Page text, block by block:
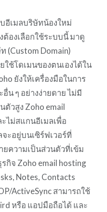
อีเมลบริษัทน้องใหม่
องเลือกใช้ระบบนี้ มาดู
(Custom Domain)
ช้โดเมนของตนเองได้ใน
ยังให้เครื่องมือในการ
อื่น ๆ อย่างง่ายดาย ไม่มี
วสูง Zoho email
ไม่สแกนอีเมลเพื่อ
ะอยู่บนเซิร์ฟเวอร์ที่
ความเป็นส่วนตัวที่เข้ม
กิจ Zoho email hosting
Notes, Contacts
ActiveSync สามารถใช้
หรือ แอปมือถือได้ และ